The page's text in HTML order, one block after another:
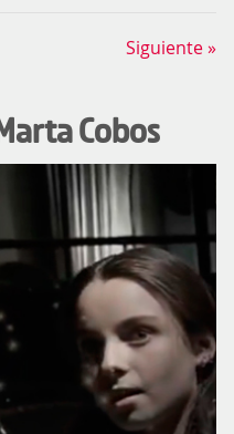
Siguiente »
Cobos